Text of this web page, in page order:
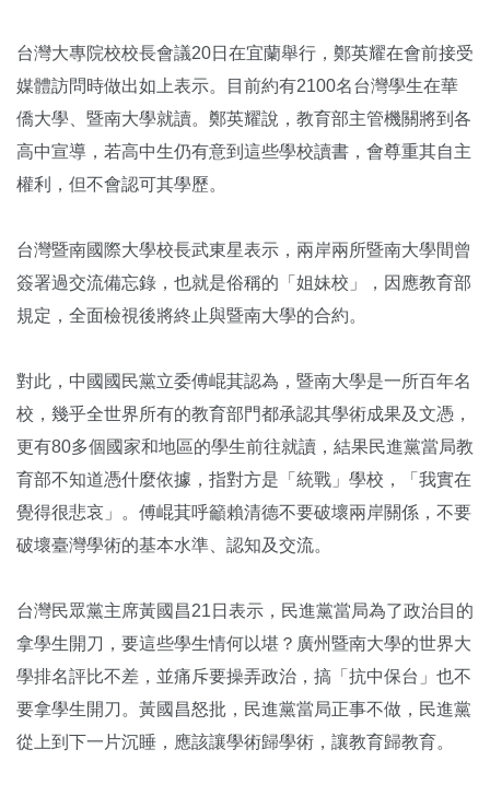
台灣大專院校校長會議20日在宜蘭舉行，鄭英耀在會前接受
媒體訪問時做出如上表示。目前約有2100名台灣學生在華
僑大學、暨南大學就讀。鄭英耀說，教育部主管機關將到各
高中宣導，若高中生仍有意到這些學校讀書，會尊重其自主
權利，但不會認可其學歷。
台灣暨南國際大學校長武東星表示，兩岸兩所暨南大學間曾
簽署過交流備忘錄，也就是俗稱的「姐妹校」，因應教育部
規定，全面檢視後將終止與暨南大學的合約。
對此，中國國民黨立委傅崐萁認為，暨南大學是一所百年名
校，幾乎全世界所有的教育部門都承認其學術成果及文憑，
更有80多個國家和地區的學生前往就讀，結果民進黨當局教
育部不知道憑什麼依據，指對方是「統戰」學校，「我實在
覺得很悲哀」。傅崐萁呼籲賴清德不要破壞兩岸關係，不要
破壞臺灣學術的基本水準、認知及交流。
台灣民眾黨主席黃國昌21日表示，民進黨當局為了政治目的
拿學生開刀，要這些學生情何以堪？廣州暨南大學的世界大
學排名評比不差，並痛斥要操弄政治，搞「抗中保台」也不
要拿學生開刀。黃國昌怒批，民進黨當局正事不做，民進黨
從上到下一片沉睡，應該讓學術歸學術，讓教育歸教育。